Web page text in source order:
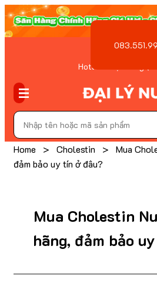
Hotline Đặt hàng (
Home > Cholestin >
Mua
đảm bảo uy tín ở đâu?
Mua Cholestin
hãng, đảm bảo